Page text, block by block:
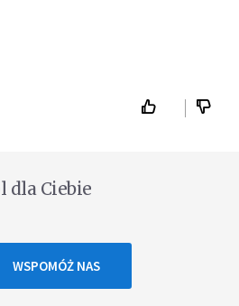
dla Ciebie
WSPOMÓŻ NAS